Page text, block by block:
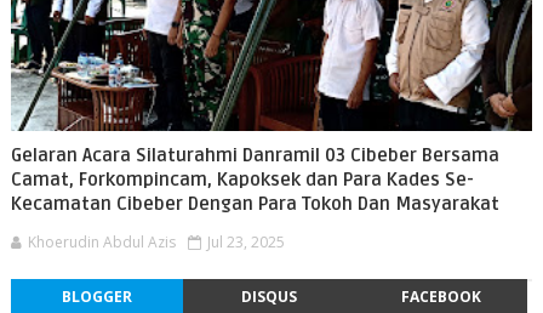
Gelaran Acara Silaturahmi Danramil 03 Cibeber Bersama
Camat, Forkompincam, Kapoksek dan Para Kades Se-
Kecamatan Cibeber Dengan Para Tokoh Dan Masyarakat
Khoerudin Abdul Azis Jul 23, 2025
BLOGGER DISQUS FACEBOOK